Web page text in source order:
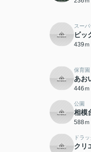
スーパ
ビッ
439ｍ
保育園
あお
446ｍ
公園
相模
588ｍ
ドラ
クリ